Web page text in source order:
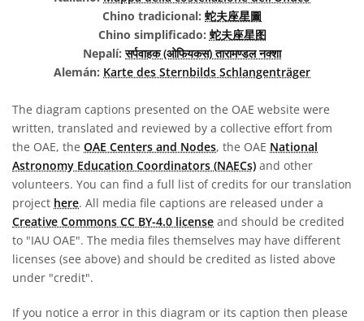
Chino tradicional: 蛇夫座星圖
Chino simplificado: 蛇夫座星图
Nepalí:सर्पवाहक (ओफियकस) तारामण्डल नक्शा
Alemán: Karte des Sternbilds Schlangenträger
The diagram captions presented on the OAE website were
written, translated and reviewed by a collective effort from
the OAE, the OAE Centers and Nodes, the OAE National
Astronomy Education Coordinators (NAECs) and other
volunteers. You can find a full list of credits for our translation
project here. All media file captions are released under a
Creative Commons CC BY-4.0 license and should be credited
to "IAU OAE". The media files themselves may have different
licenses (see above) and should be credited as listed above
under "credit".
If you notice a error in this diagram or its caption then please